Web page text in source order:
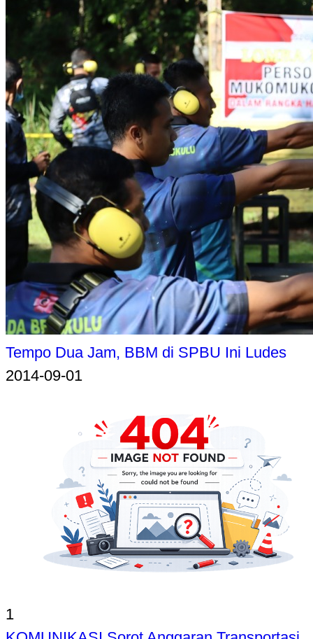
Tempo Dua Jam, BBM di SPBU Ini Ludes
2014-09-01
1